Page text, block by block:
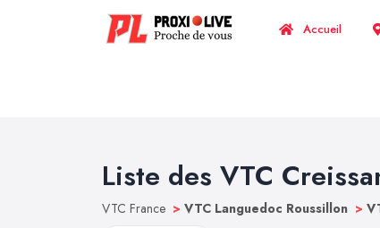
Accueil
Liste des VTC
VTC France > VTC Languedoc Roussillon >